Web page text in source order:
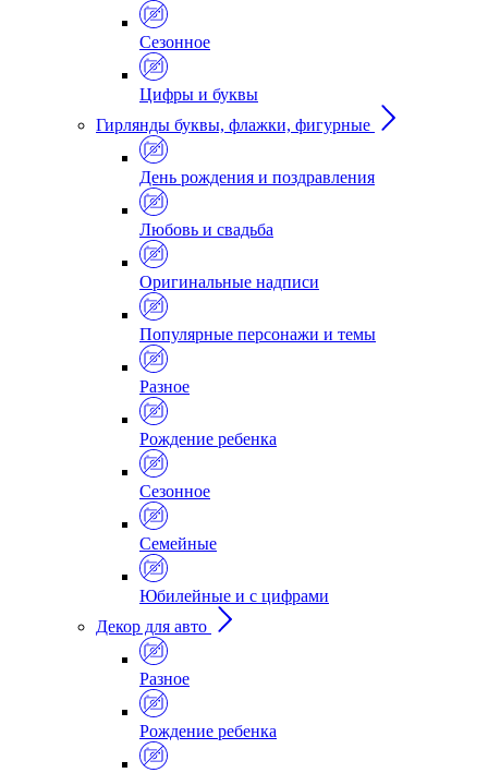
Сезонное
Цифры и буквы
Гирлянды буквы, флажки, фигурные
День рождения и поздравления
Любовь и свадьба
Оригинальные надписи
Популярные персонажи и темы
Разное
Рождение ребенка
Сезонное
Семейные
Юбилейные и с цифрами
Декор для авто
Разное
Рождение ребенка